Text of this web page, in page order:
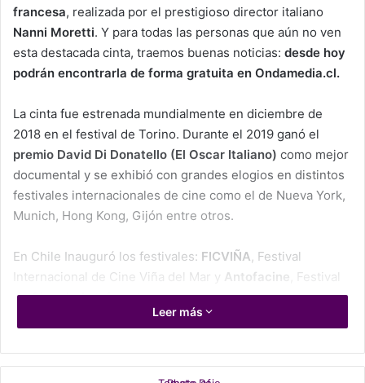
francesa, realizada por el prestigioso director italiano
Nanni Moretti. Y para todas las personas que aún no ven
esta destacada cinta, traemos buenas noticias: desde hoy
podrán encontrarla de forma gratuita en Ondamedia.cl.
La cinta fue estrenada mundialmente en diciembre de
2018 en el festival de Torino. Durante el 2019 ganó el
premio David Di Donatello (El Oscar Italiano) como mejor
documental y se exhibió con grandes elogios en distintos
festivales internacionales de cine como el de Nueva York,
Munich, Hong Kong, Gijón entre otros.
En Chile Inauguró los festivales: FICVIÑA, Festival
Internacional de Cine Viña del Mar y Antofacine , Festival
de Cine de Antofagasta.
Leer más